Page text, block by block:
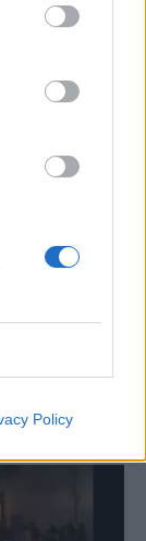
Policy
στο
είναι